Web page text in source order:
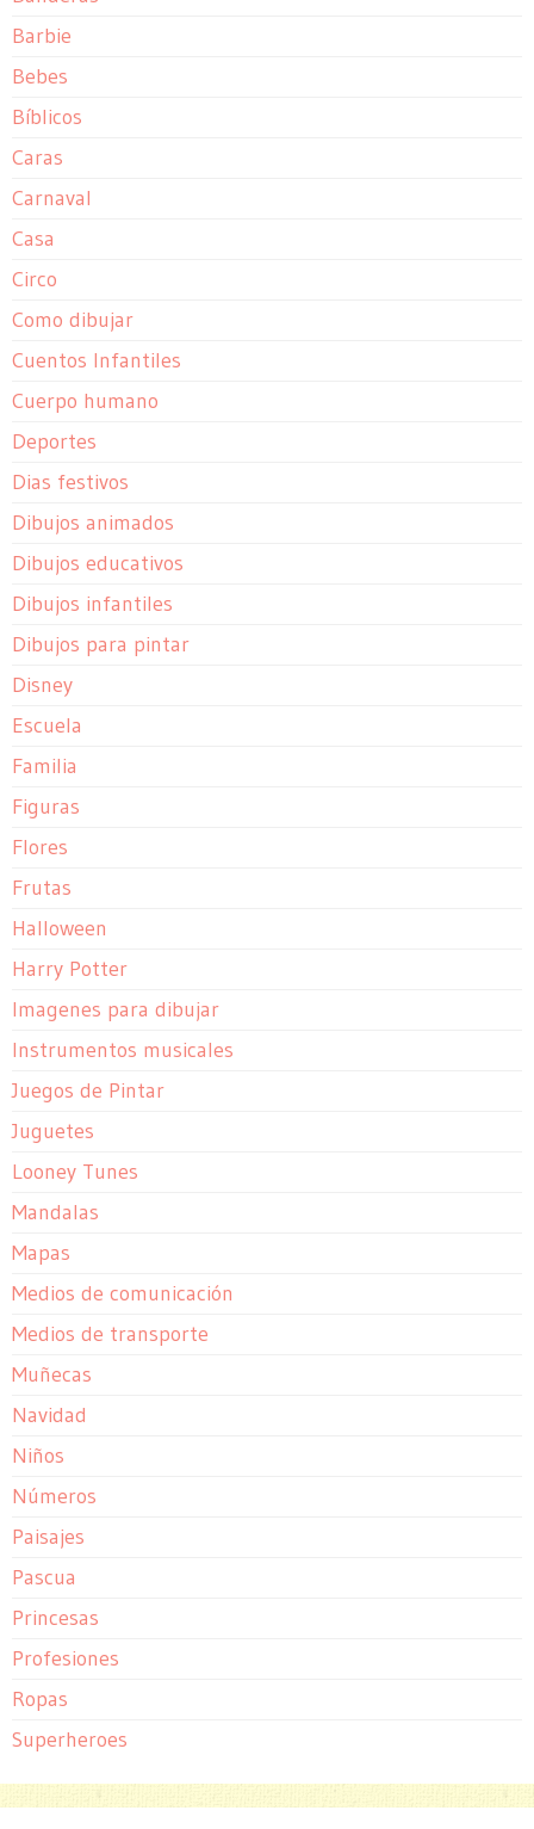
Barbie
Bebes
Bíblicos
Caras
Carnaval
Casa
Circo
Como dibujar
Cuentos Infantiles
Cuerpo humano
Deportes
Dias festivos
Dibujos animados
Dibujos educativos
Dibujos infantiles
Dibujos para pintar
Disney
Escuela
Familia
Figuras
Flores
Frutas
Halloween
Harry Potter
Imagenes para dibujar
Instrumentos musicales
Juegos de Pintar
Juguetes
Looney Tunes
Mandalas
Mapas
Medios de comunicación
Medios de transporte
Muñecas
Navidad
Niños
Números
Paisajes
Pascua
Princesas
Profesiones
Ropas
Superheroes